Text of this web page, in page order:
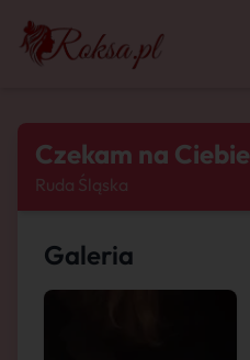
Czekam na Ciebie
Ruda Śląska
Galeria